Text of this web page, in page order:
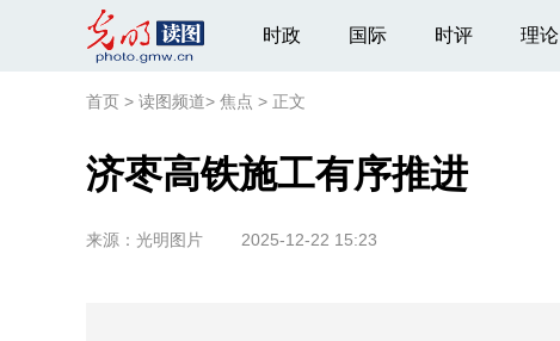
时政 国际 时评 理论
首页 > 读图频道> 焦点 > 正文
济枣高铁施工有序推进
来源： 光明图片 2025-12-22 15:23